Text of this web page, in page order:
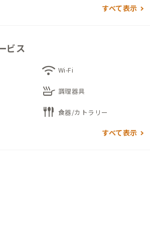
もご利用ください。
空が見える出雲C邸。BBQコンロの貸し出
ン・オフどちらも満喫できそうです。
すべて表示
ビス
wifi Wi-Fi
skillet 調理器具
flatware 食器/カトラリー
すべて表示